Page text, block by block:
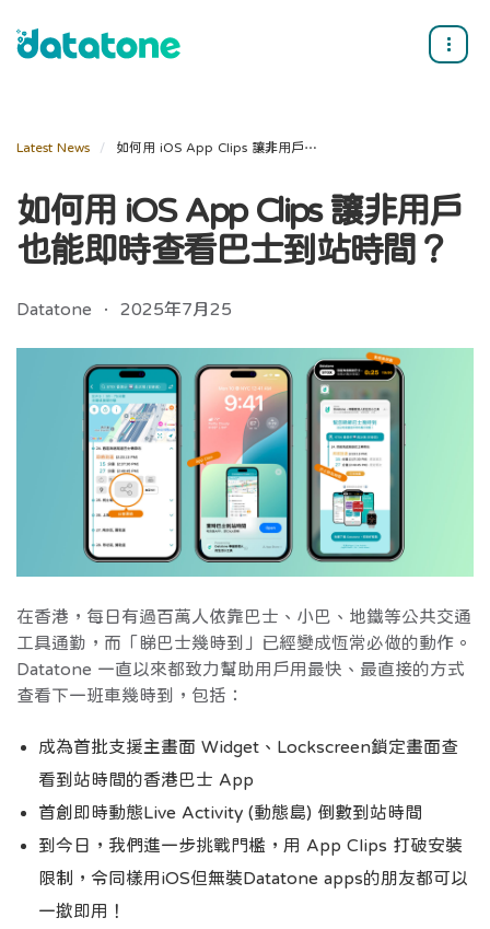
Latest News 如何用 iOS App Clips 讓非用戶也能即時查看巴士到站時間？
如何用 iOS App Clips 讓非用戶
也能即時查看巴士到站時間？
Datatone ． 2025年7月25
在香港，每日有過百萬人依靠巴士、小巴、地鐵等公共交通
工具通勤，而「睇巴士幾時到」已經變成恆常必做的動作。
Datatone 一直以來都致力幫助用戶用最快、最直接的方式
查看下一班車幾時到，包括：
成為首批支援主畫面 Widget、Lockscreen鎖定畫面查
看到站時間的香港巴士 App
首創即時動態Live Activity (動態島) 倒數到站時間
到今日，我們進一步挑戰門檻，用 App Clips 打破安裝
限制，令同樣用iOS但無裝Datatone apps的朋友都可以
一撳即用！